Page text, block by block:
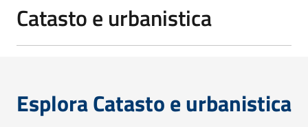
Catasto e urbanistica
Esplora Catasto e urbanistica